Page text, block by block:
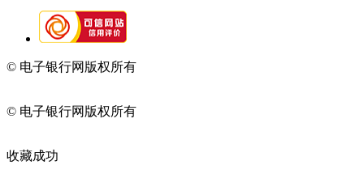
© 电子银行网版权所有
© 电子银行网版权所有
收藏成功